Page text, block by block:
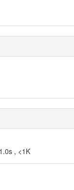
, <1K